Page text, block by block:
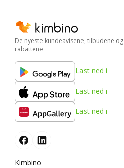
De nyeste kundeavisene, tilbudene og
rabattene
Last ned i
Last ned i
Last ned i
Kimbino